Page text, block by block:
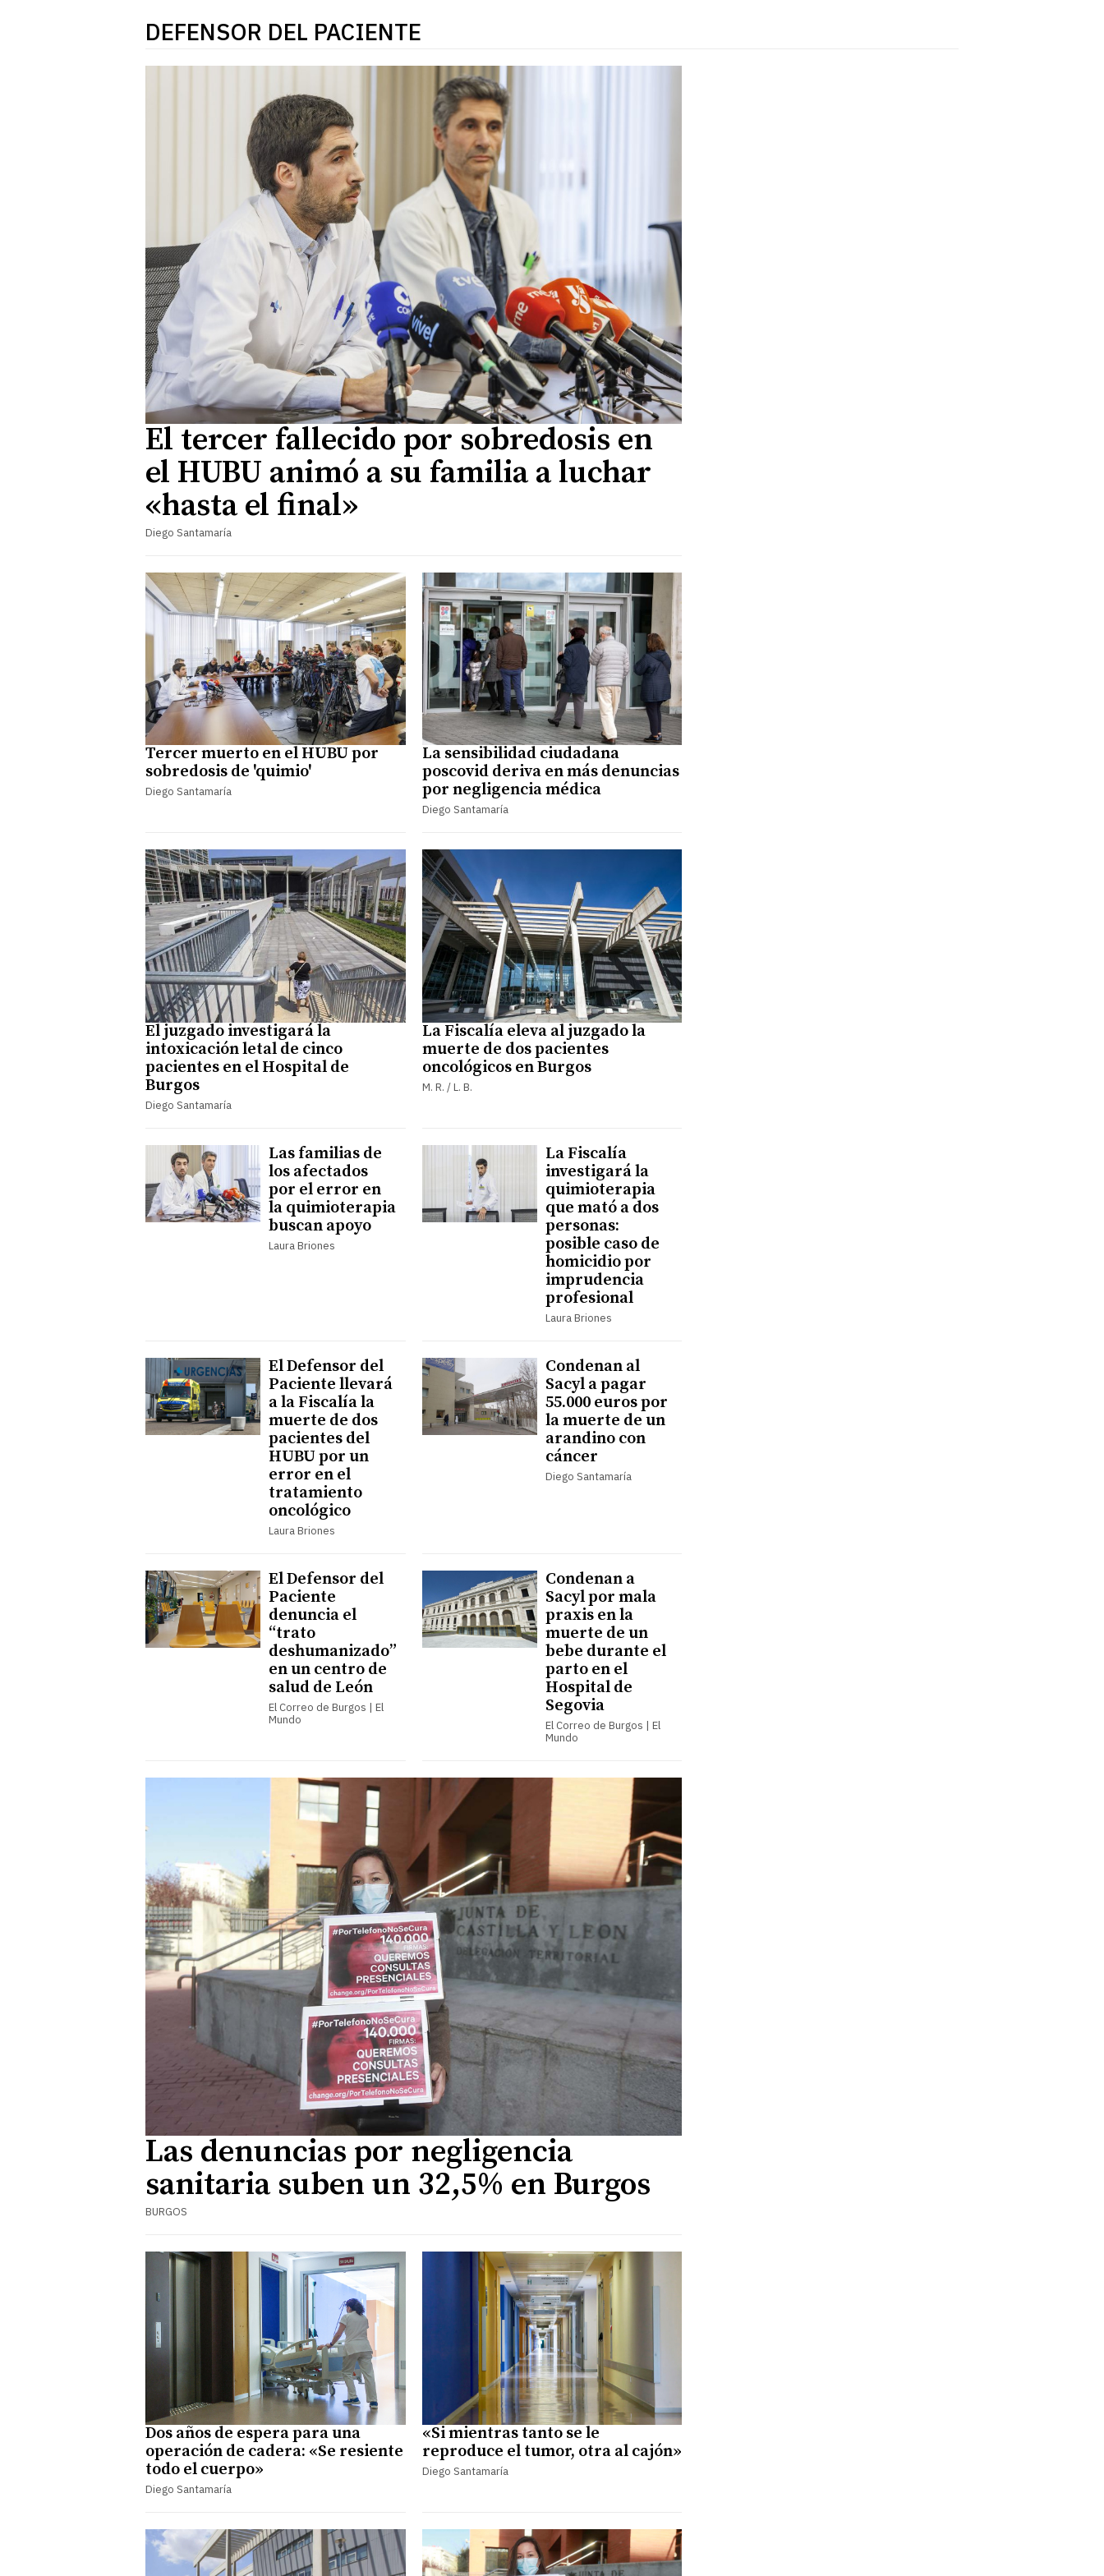
DEFENSOR DEL PACIENTE
El tercer fallecido por sobredosis en
el HUBU animó a su familia a luchar
«hasta el final»
Diego Santamaría
Tercer muerto en el HUBU por
sobredosis de 'quimio'
Diego Santamaría
La sensibilidad ciudadana
poscovid deriva en más denuncias
por negligencia médica
Diego Santamaría
El juzgado investigará la
intoxicación letal de cinco
pacientes en el Hospital de
Burgos
Diego Santamaría
La Fiscalía eleva al juzgado la
muerte de dos pacientes
oncológicos en Burgos
M. R. / L. B.
Las familias de
los afectados
por el error en
la quimioterapia
buscan apoyo
Laura Briones
La Fiscalía
investigará la
quimioterapia
que mató a dos
personas:
posible caso de
homicidio por
imprudencia
profesional
Laura Briones
El Defensor del
Paciente llevará
a la Fiscalía la
muerte de dos
pacientes del
HUBU por un
error en el
tratamiento
oncológico
Laura Briones
Condenan al
Sacyl a pagar
55.000 euros por
la muerte de un
arandino con
cáncer
Diego Santamaría
El Defensor del
Paciente
denuncia el
“trato
deshumanizado”
en un centro de
salud de León
El Correo de Burgos | El
Mundo
Condenan a
Sacyl por mala
praxis en la
muerte de un
bebe durante el
parto en el
Hospital de
Segovia
El Correo de Burgos | El
Mundo
Las denuncias por negligencia
sanitaria suben un 32,5% en Burgos
BURGOS
Dos años de espera para una
operación de cadera: «Se resiente
todo el cuerpo»
Diego Santamaría
«Si mientras tanto se le
reproduce el tumor, otra al cajón»
Diego Santamaría